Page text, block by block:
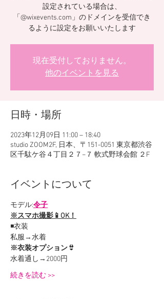
設定されている場合は、
「@wixevents.com」のドメインを受信でき
るように設定をお願いいたします
現在受付しておりません。
他のイベントを見る
日時・場所
2023年12月09日 11:00 – 18:40
studio ZOOM2F, 日本、〒151-0051 東京都渋谷
区千駄ケ谷４丁目２７−７ 軟式野球会館 ２F
イベントについて
モデル:令子
※スマホ撮影📱OK！
◾️衣装
私服→水着
※衣装オプション👙
水着通し→2000円
続きを読む >>